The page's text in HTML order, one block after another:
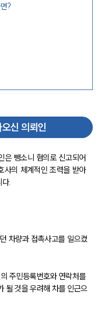
?
신 의뢰인
은 뺑소니 혐의로 신고되어
사의 체계적인 조력을 받아
.
차량과 접촉사고를 일으켰
주민등록번호와 연락처를
될 것을 우려해 차를 인근으